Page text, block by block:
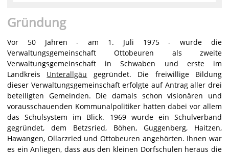
Gründung
Vor 50 Jahren - am 1. Juli 1975 - wurde die
Verwaltungsgemeinschaft Ottobeuren als zweite
Verwaltungsgemeinschaft in Schwaben und erste im
Landkreis Unterallgäu gegründet. Die freiwillige Bildung
dieser Verwaltungsgemeinschaft erfolgte auf Antrag aller drei
beteiligten Gemeinden. Die damals schon visionären und
vorausschauenden Kommunalpolitiker hatten dabei vor allem
das Schulsystem im Blick. 1969 wurde ein Schulverband
gegründet, dem Betzsried, Böhen, Guggenberg, Haitzen,
Hawangen, Ollarzried und Ottobeuren angehörten. Ihnen war
es ein Anliegen, dass aus den kleinen Dorfschulen heraus die